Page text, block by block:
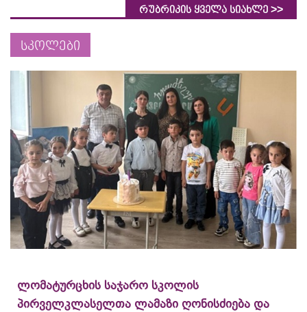
რუბრიკის ყველა სიახლე >>
სკოლები
ლომატურცხის საჯარო სკოლის
პირველკლასელთა ლამაზი ღონისძიება და